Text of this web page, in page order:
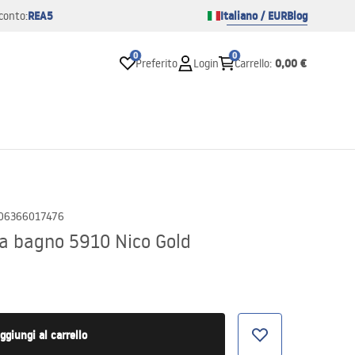
REA5 Italiano / EURBlog
0
Preferito Login
0
Carrello: 0,00 €
bagno 5910 Nico Gold
al carrello